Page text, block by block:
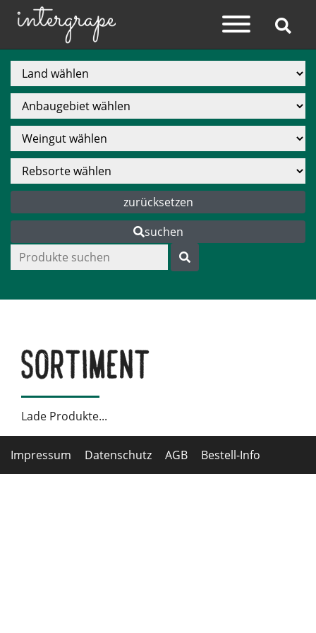
zurücksetzen
suchen
Sortiment
Lade Produkte...
Impressum Datenschutz AGB Bestell-Info